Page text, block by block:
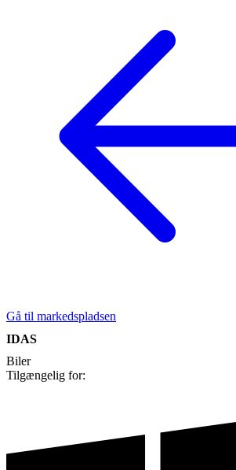
Gå til markedspladsen
IDAS
Biler
Tilgængelig for: